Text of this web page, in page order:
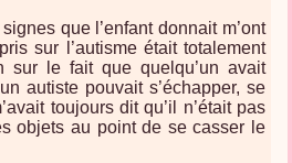
que l’enfant donnait m’ont
sur l’autisme était totalement
sur le fait que quelqu’un avait
autiste pouvait s’échapper, se
toujours dit qu’il n’était pas
objets au point de se casser le